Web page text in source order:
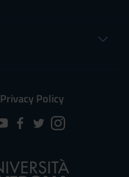
Privacy Policy